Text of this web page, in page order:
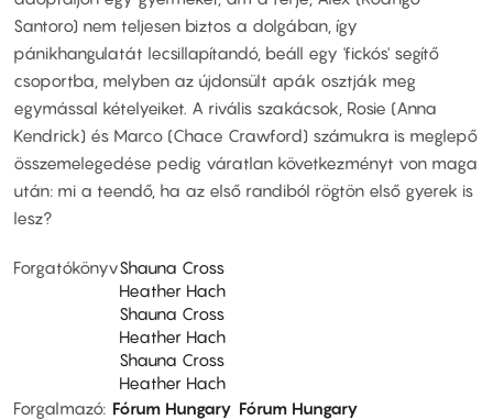
Santoro) nem teljesen biztos a dolgában, így
pánikhangulatát lecsillapítandó, beáll egy 'fickós' segítő
csoportba, melyben az újdonsült apák osztják meg
egymással kételyeiket. A rivális szakácsok, Rosie (Anna
Kendrick) és Marco (Chace Crawford) számukra is meglepő
összemelegedése pedig váratlan következményt von maga
után: mi a teendő, ha az első randiból rögtön első gyerek is
lesz?
ForgatókönyvShauna Cross
Heather Hach
Shauna Cross
Heather Hach
Shauna Cross
Heather Hach
Forgalmazó Fórum Hungary Fórum Hungary